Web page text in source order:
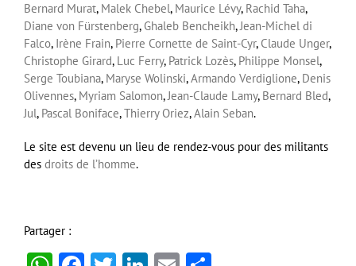
Bernard Murat, Malek Chebel, Maurice Lévy, Rachid Taha,
Diane von Fürstenberg, Ghaleb Bencheikh,Jean-Michel di
Falco, Irène Frain, Pierre Cornette de Saint-Cyr, Claude Unger,
Christophe Girard, Luc Ferry, Patrick Lozès, Philippe Monsel,
Serge Toubiana, Maryse Wolinski,Armando Verdiglione, Denis
Olivennes, Myriam Salomon,Jean-Claude Lamy, Bernard Bled,
Jul, Pascal Boniface,Thierry Oriez,Alain Seban.
Le site est devenu un lieu de rendez-vous pour des militants
des droits de l’homme.
Partager :